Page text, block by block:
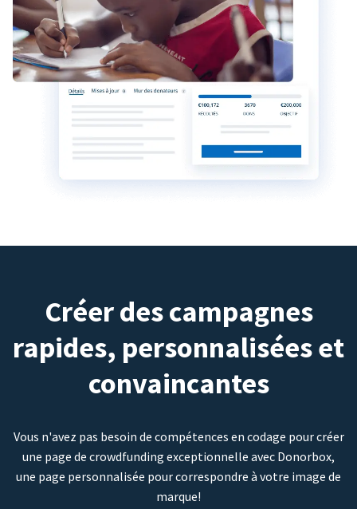
Créer des campagnes
rapides, personnalisées et
convaincantes
Vous n'avez pas besoin de compétences en codage pour créer
une page de crowdfunding exceptionnelle avec Donorbox,
une page personnalisée pour correspondre à votre image de
marque!